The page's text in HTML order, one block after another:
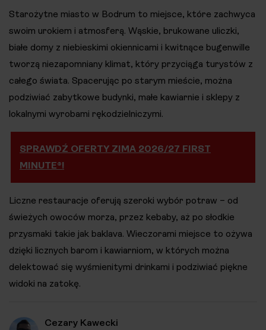
Starożytne miasto w Bodrum to miejsce, które zachwyca
swoim urokiem i atmosferą. Wąskie, brukowane uliczki,
białe domy z niebieskimi okiennicami i kwitnące bugenwille
tworzą niezapomniany klimat, który przyciąga turystów z
całego świata. Spacerując po starym mieście, można
podziwiać zabytkowe budynki, małe kawiarnie i sklepy z
lokalnymi wyrobami rękodzielniczymi​.
SPRAWDŹ OFERTY ZIMA 2026/27 FIRST
MINUTE®!
Liczne restauracje oferują szeroki wybór potraw – od
świeżych owoców morza, przez kebaby, aż po słodkie
przysmaki takie jak baklava. Wieczorami miejsce to ożywa
dzięki licznych barom i kawiarniom, w których można
delektować się wyśmienitymi drinkami i podziwiać piękne
widoki na zatokę​.
Cezary Kawecki